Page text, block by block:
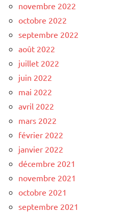
novembre 2022
octobre 2022
septembre 2022
août 2022
juillet 2022
juin 2022
mai 2022
avril 2022
mars 2022
février 2022
janvier 2022
décembre 2021
novembre 2021
octobre 2021
septembre 2021